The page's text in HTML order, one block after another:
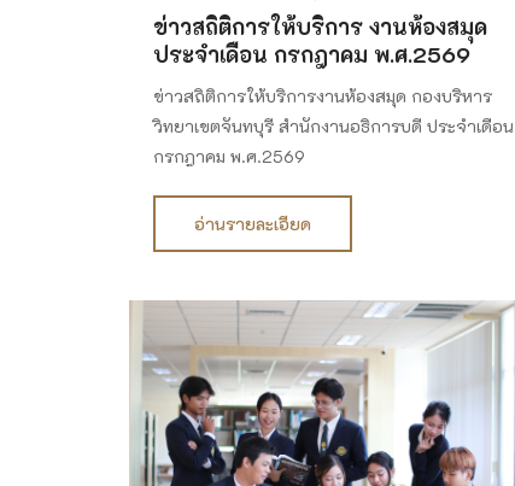
ข่าวสถิติการให้บริการ งานห้องสมุด
ประจำเดือน กรกฎาคม พ.ศ.2569
ข่าวสถิติการให้บริการงานห้องสมุด กองบริหาร
วิทยาเขตจันทบุรี สำนักงานอธิการบดี ประจำเดือน
กรกฎาคม พ.ศ.2569
อ่านรายละเอียด